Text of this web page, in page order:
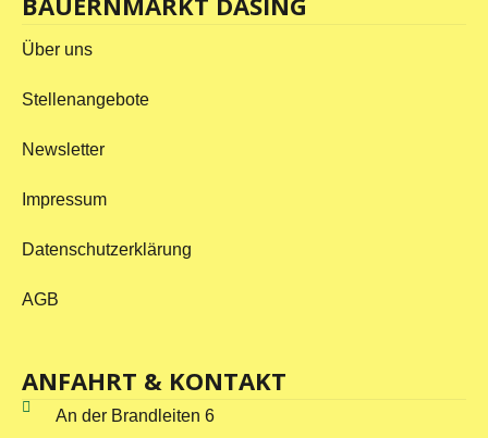
Über uns
Stellenangebote
Newsletter
Impressum
Datenschutzerklärung
AGB
ANFAHRT & KONTAKT
An der Brandleiten 6